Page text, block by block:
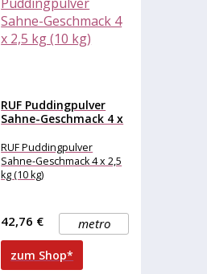
RUF Puddingpulver
Sahne-Geschmack 4 x
RUF Puddingpulver
Sahne-Geschmack 4 x 2,5
kg (10 kg)
metro
42,76 €
zum Shop*